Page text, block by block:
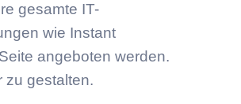
gesamte IT-
wie Instant
angeboten werden.
zu gestalten.